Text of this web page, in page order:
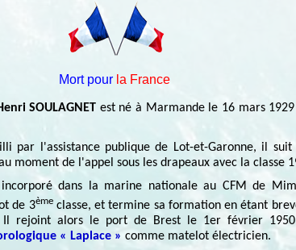
Mort pour la France
SOULAGNET est né à Marmande le 16 mars
par l'assistance publique de Lot-et-Garonne, il
moment de l'appel sous les drapeaux avec la classe
incorporé dans la marine nationale au CFM de
de 3èmeclasse, et termine sa formation en étant
Il rejoint alors le port de Brest le 1er février
« Laplace » comme matelot électricien.